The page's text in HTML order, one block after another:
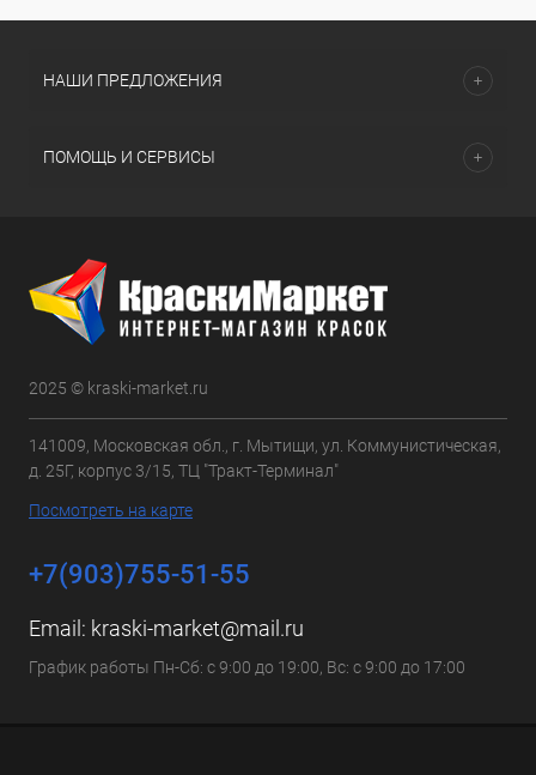
НАШИ ПРЕДЛОЖЕНИЯ
ПОМОЩЬ И СЕРВИСЫ
2025 © kraski-market.ru
141009, Московская обл., г. Мытищи, ул. Коммунистическая,
д. 25Г, корпус 3/15, ТЦ "Тракт-Терминал"
Посмотреть на карте
+7(903)755-51-55
Email: kraski-market@mail.ru
График работы Пн-Сб: с 9:00 до 19:00, Вс: с 9:00 до 17:00